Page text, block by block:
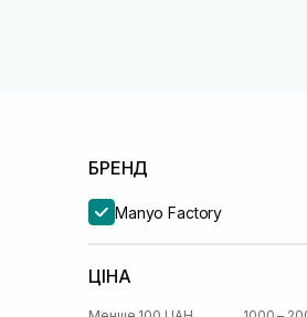
БРЕНД
Manyo Factory
ЦІНА